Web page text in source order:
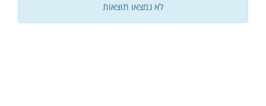
לא נמצאו תוצאות